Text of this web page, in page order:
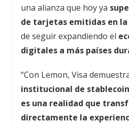
una alianza que hoy ya
de tarjetas emitidas en
de seguir expandiendo el
digitales a más países
“Con Lemon, Visa
institucional de
es una realidad que
directamente la